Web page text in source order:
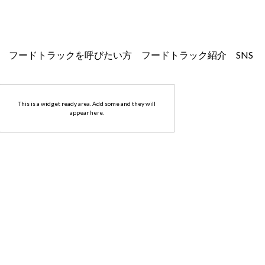
フードトラックを呼びたい方 フードトラック紹介 SNS
キナリノワ
This is a widget ready area. Add some and they will
appear here.